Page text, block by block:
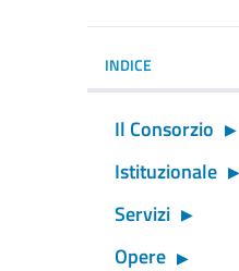
INDICE
Il Consorzio
Istituzionale
Servizi
Opere